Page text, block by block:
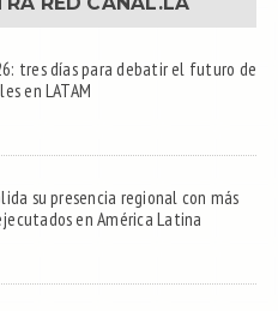
tres días para debatir el futuro de
en LATAM
su presencia regional con más
en América Latina